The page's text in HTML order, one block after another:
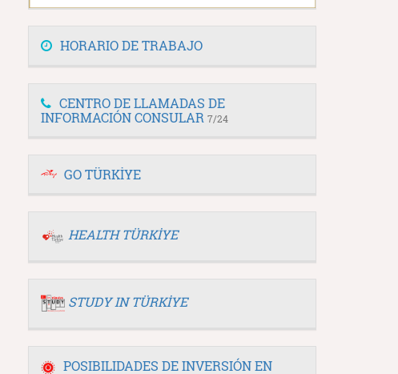
HORARIO DE TRABAJO
CENTRO DE LLAMADAS DE
INFORMACIÓN CONSULAR 7/24
GO TÜRKİYE
HEALTH TÜRKİYE
STUDY IN TÜRKİYE
POSIBILIDADES DE INVERSIÓN EN